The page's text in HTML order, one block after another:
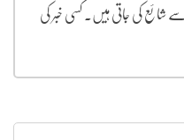
سے شائع کی جاتی ہیں۔ کسی خبر کی